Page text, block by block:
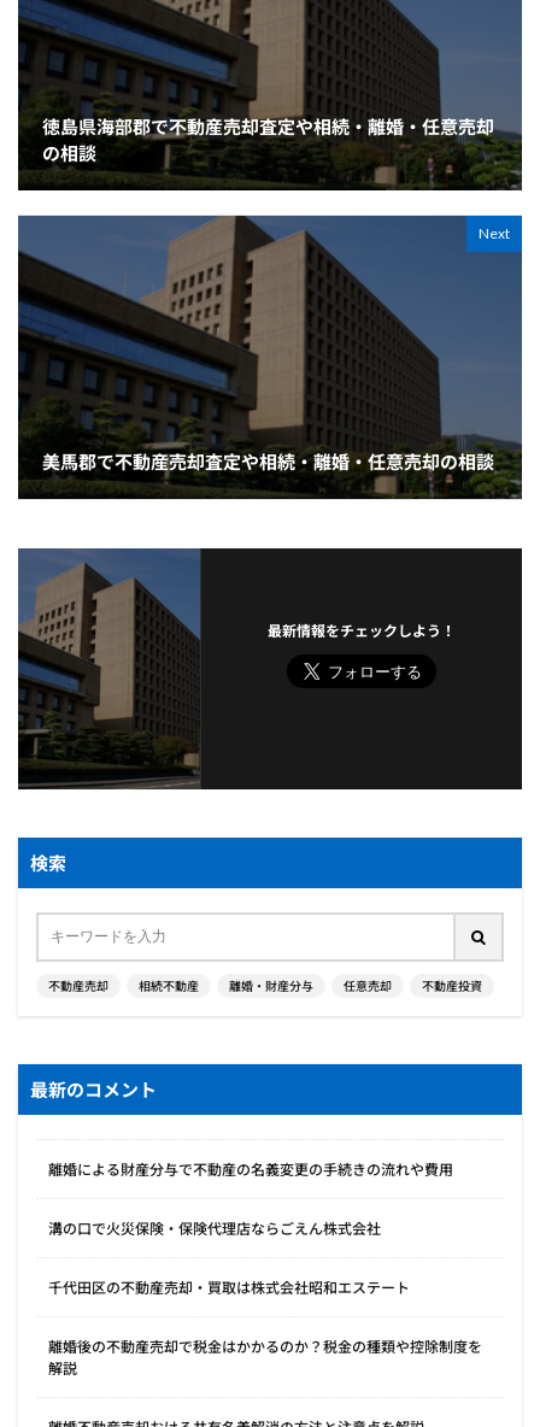
徳島県海部郡で不動産売却査定や相続・離婚・任意売却
の相談
Next
美馬郡で不動産売却査定や相続・離婚・任意売却の相談
最新情報をチェックしよう！
検索
不動産売却 相続不動産 離婚・財産分与 任意売却 不動産投資
最新のコメント
離婚による財産分与で不動産の名義変更の手続きの流れや費用
溝の口で火災保険・保険代理店ならごえん株式会社
千代田区の不動産売却・買取は株式会社昭和エステート
離婚後の不動産売却で税金はかかるのか？税金の種類や控除制度を
解説